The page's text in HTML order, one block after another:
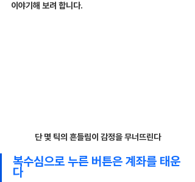
이야기해 보려 합니다.
단 몇 틱의 흔들림이 감정을 무너뜨린다
복수심으로 누른 버튼은 계좌를 태운
다